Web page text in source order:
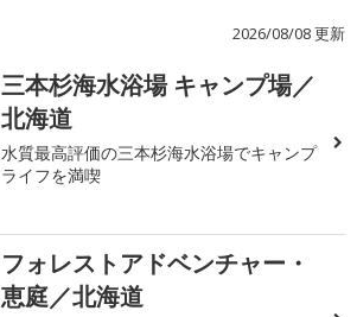
2026/08/08 更新
三本杉海水浴場 キャンプ場／
北海道
水質最高評価の三本杉海水浴場でキャンプ
ライフを満喫
フォレストアドベンチャー・
恵庭／北海道